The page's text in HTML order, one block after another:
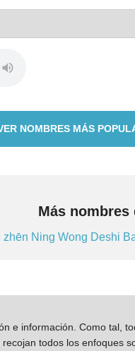
NOMBRES MÁS
Más nombres
zhēn Ning Wong Deshi
e información. Como tal,
todos los enfoques